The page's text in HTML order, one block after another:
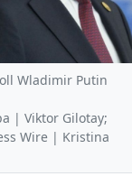
Wladimir Putin
| Viktor Gilotay;
Wire | Kristina